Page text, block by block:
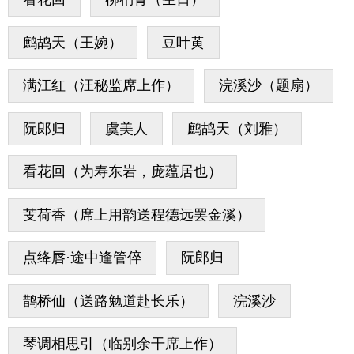
鹧鸪天（王婉） 豆叶黄
满江红（汪秘监席上作） 浣溪沙（题扇）
阮郎归 虞美人 鹧鸪天（刘雅）
看花回（为寿东岩，庞蕴居也）
芰荷香（席上用韵送程德远罢金溪）
点绛唇·途中逢管倅 阮郎归
鹊桥仙（送路勉道赴长乐） 浣溪沙
琴调相思引（临别余干席上作）